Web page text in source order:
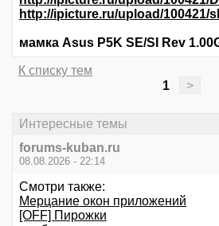
http://ipicture.ru/upload/100421/
мамка Asus P5K SE/SI Rev
К списку тем
1
>
Интересные темы
forums-kuban.ru
08.08.2026 - 22:14
Смотри также:
Мерцание окон приложений
[OFF] Пирожки